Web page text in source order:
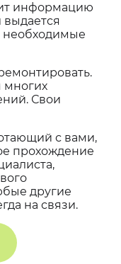
информацию
необходимые
многих
Свои
с вами,
прохождение
другие
на связи.